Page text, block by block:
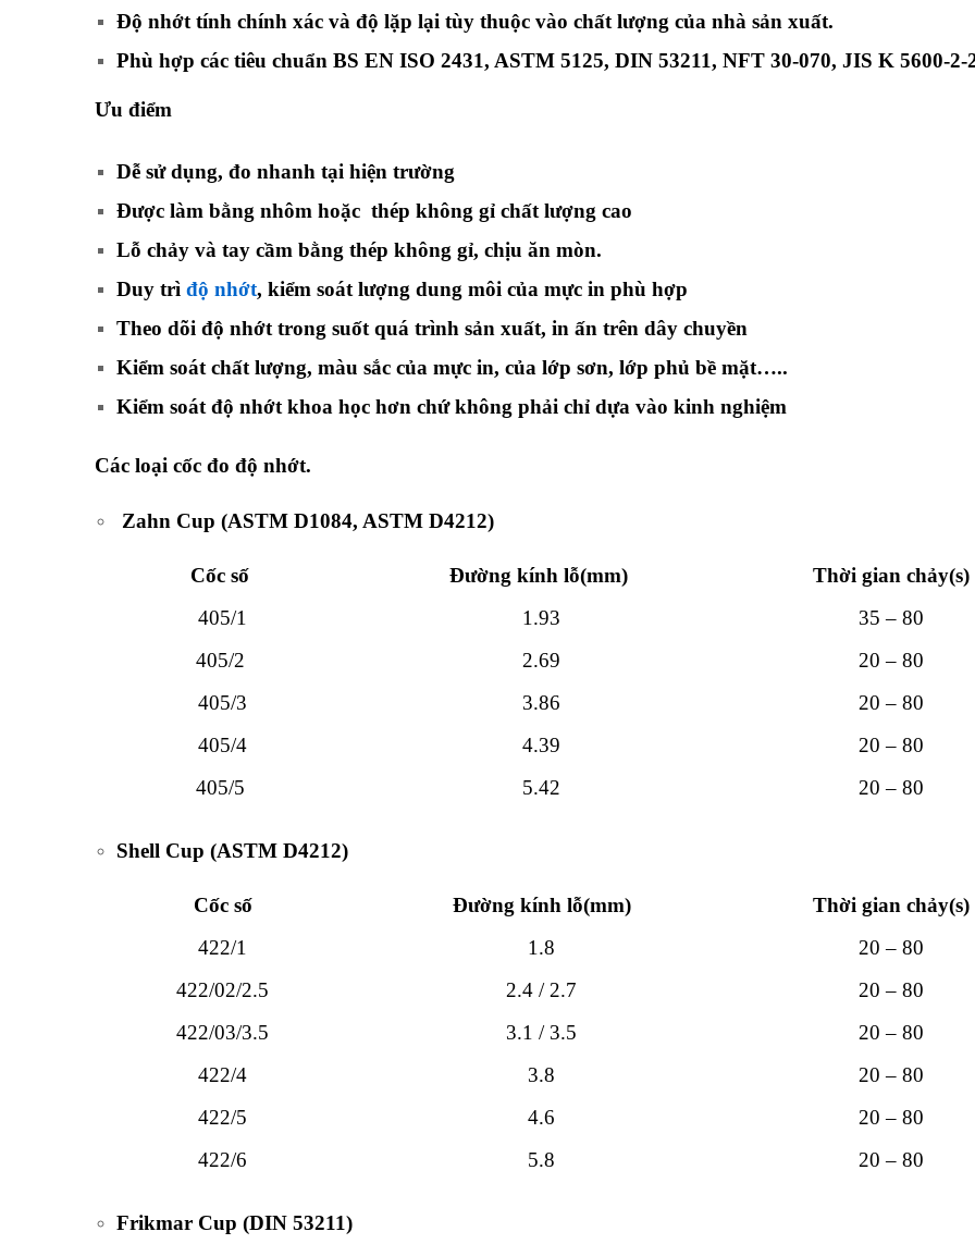
Độ nhớt tính chính xác và độ lặp lại tùy thuộc vào chất lượng của nhà sản xuất.
Phù hợp các tiêu chuẩn BS EN ISO 2431, ASTM 5125, DIN 53211, NFT 30-070, JIS K 5600-
Ưu điểm
Dễ sử dụng, đo nhanh tại hiện trường
Được làm bằng nhôm hoặc thép không gỉ chất lượng cao
Lỗ chảy và tay cầm bằng thép không gỉ, chịu ăn mòn.
Duy trì độ nhớt, kiểm soát lượng dung môi của mực in phù hợp
Theo dõi độ nhớt trong suốt quá trình sản xuất, in ấn trên dây chuyền
Kiểm soát chất lượng, màu sắc của mực in, của lớp sơn, lớp phủ bề mặt…..
Kiểm soát độ nhớt khoa học hơn chứ không phải chỉ dựa vào kinh nghiệm
Các loại cốc đo độ nhớt.
Zahn Cup (ASTM D1084, ASTM D4212)
Cốc số Đường kính lỗ(mm)
Thời gian chảy(s)
405/1
1.93
35 – 80
405/2
2.69
20 – 80
405/3
3.86
20 – 80
405/4
4.39
20 – 80
405/5
5.42 20 – 80
Shell Cup (ASTM D4212)
Cốc số Đường kính lỗ(mm)
Thời gian chảy(s)
422/1
1.8
20 – 80
422/02/2.5
2.4 / 2.7
20 – 80
422/03/3.5
3.1 / 3.5
20 – 80
422/4
3.8
20 – 80
422/5
4.6
20 – 80
422/6
5.8 20 – 80
Frikmar Cup (DIN 53211)